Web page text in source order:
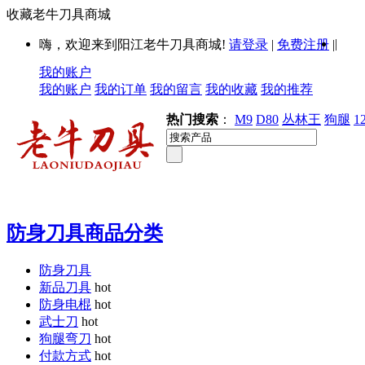
收藏老牛刀具商城
嗨，欢迎来到阳江老牛刀具商城! 请登录 | 免费注册 ||
我的账户
我的账户 我的订单 我的留言 我的收藏 我的推荐
热门搜索 ： M9 D80 丛林王 狗腿
防身刀具商品分类
防身刀具
新品刀具 hot
防身电棍 hot
武士刀 hot
狗腿弯刀 hot
付款方式 hot